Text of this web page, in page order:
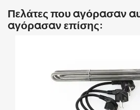
Πελάτες που αγόρασαν
αγόρασαν επίσης: